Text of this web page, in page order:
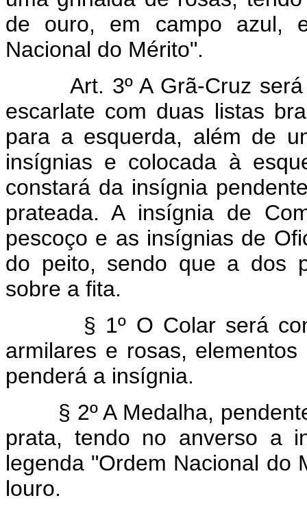
de ouro, em campo azul,
Nacional do Mérito".
Art. 3º A Grã-Cruz será
escarlate com duas listas
para a esquerda, além de
insígnias e colocada à
constará da insígnia
prateada. A insígnia de
pescoço e as insígnias de
do peito, sendo que a dos
sobre a fita.
§ 1º O Colar será
armilares e rosas,
penderá a insígnia.
§ 2º A Medalha, pendente
prata, tendo no anverso a
legenda "Ordem Nacional do
louro.